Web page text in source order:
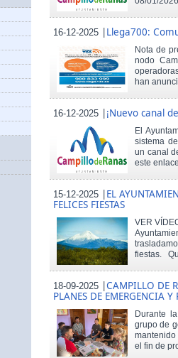
16-12-2025 |Llega700:
Nota de
nodo
han
16-12-2025 |¡Nuevo canal
El
sistema
un canal
este
15-12-2025 |EL
FELICES FIESTAS
VER
fiestas.
18-09-2025
CAMPILLO DE
PLANES DE EMERGENCIA
Durante
grupo de
el fin de